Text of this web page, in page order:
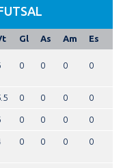
Gl As Am Es
0 0 0 0
0 0 0 0
0 0 0 0
0 0 0 0